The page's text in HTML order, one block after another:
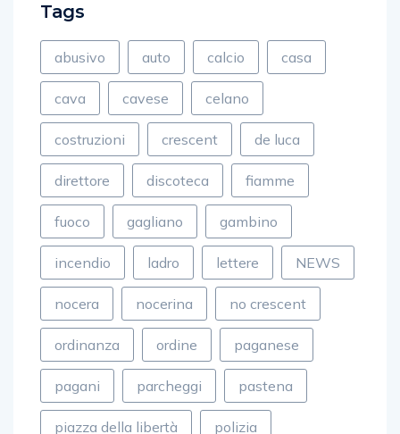
abusivo auto calcio casa
cava cavese celano
costruzioni crescent de luca
direttore discoteca fiamme
fuoco gagliano gambino
incendio ladro lettere NEWS
nocera nocerina no crescent
ordinanza ordine paganese
pagani parcheggi pastena
piazza della libertà polizia